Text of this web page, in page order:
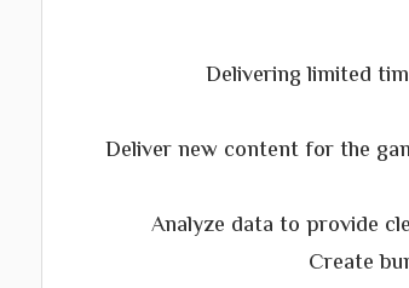
Delivering limited
Deliver new content for the
Analyze data to provide
Create